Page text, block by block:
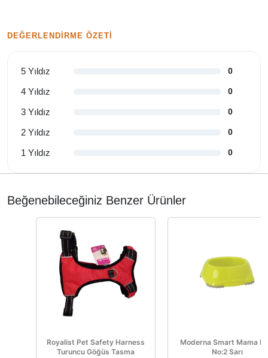
DEĞERLENDIRME ÖZETI
5 Yıldız 0
4 Yıldız 0
3 Yıldız 0
2 Yıldız 0
1 Yıldız 0
Beğenebileceğiniz Benzer Ürünler
Royalist Pet Safety Harness
Turuncu Göğüs Tasma
Moderna Smart Mama
No:2 Sarı